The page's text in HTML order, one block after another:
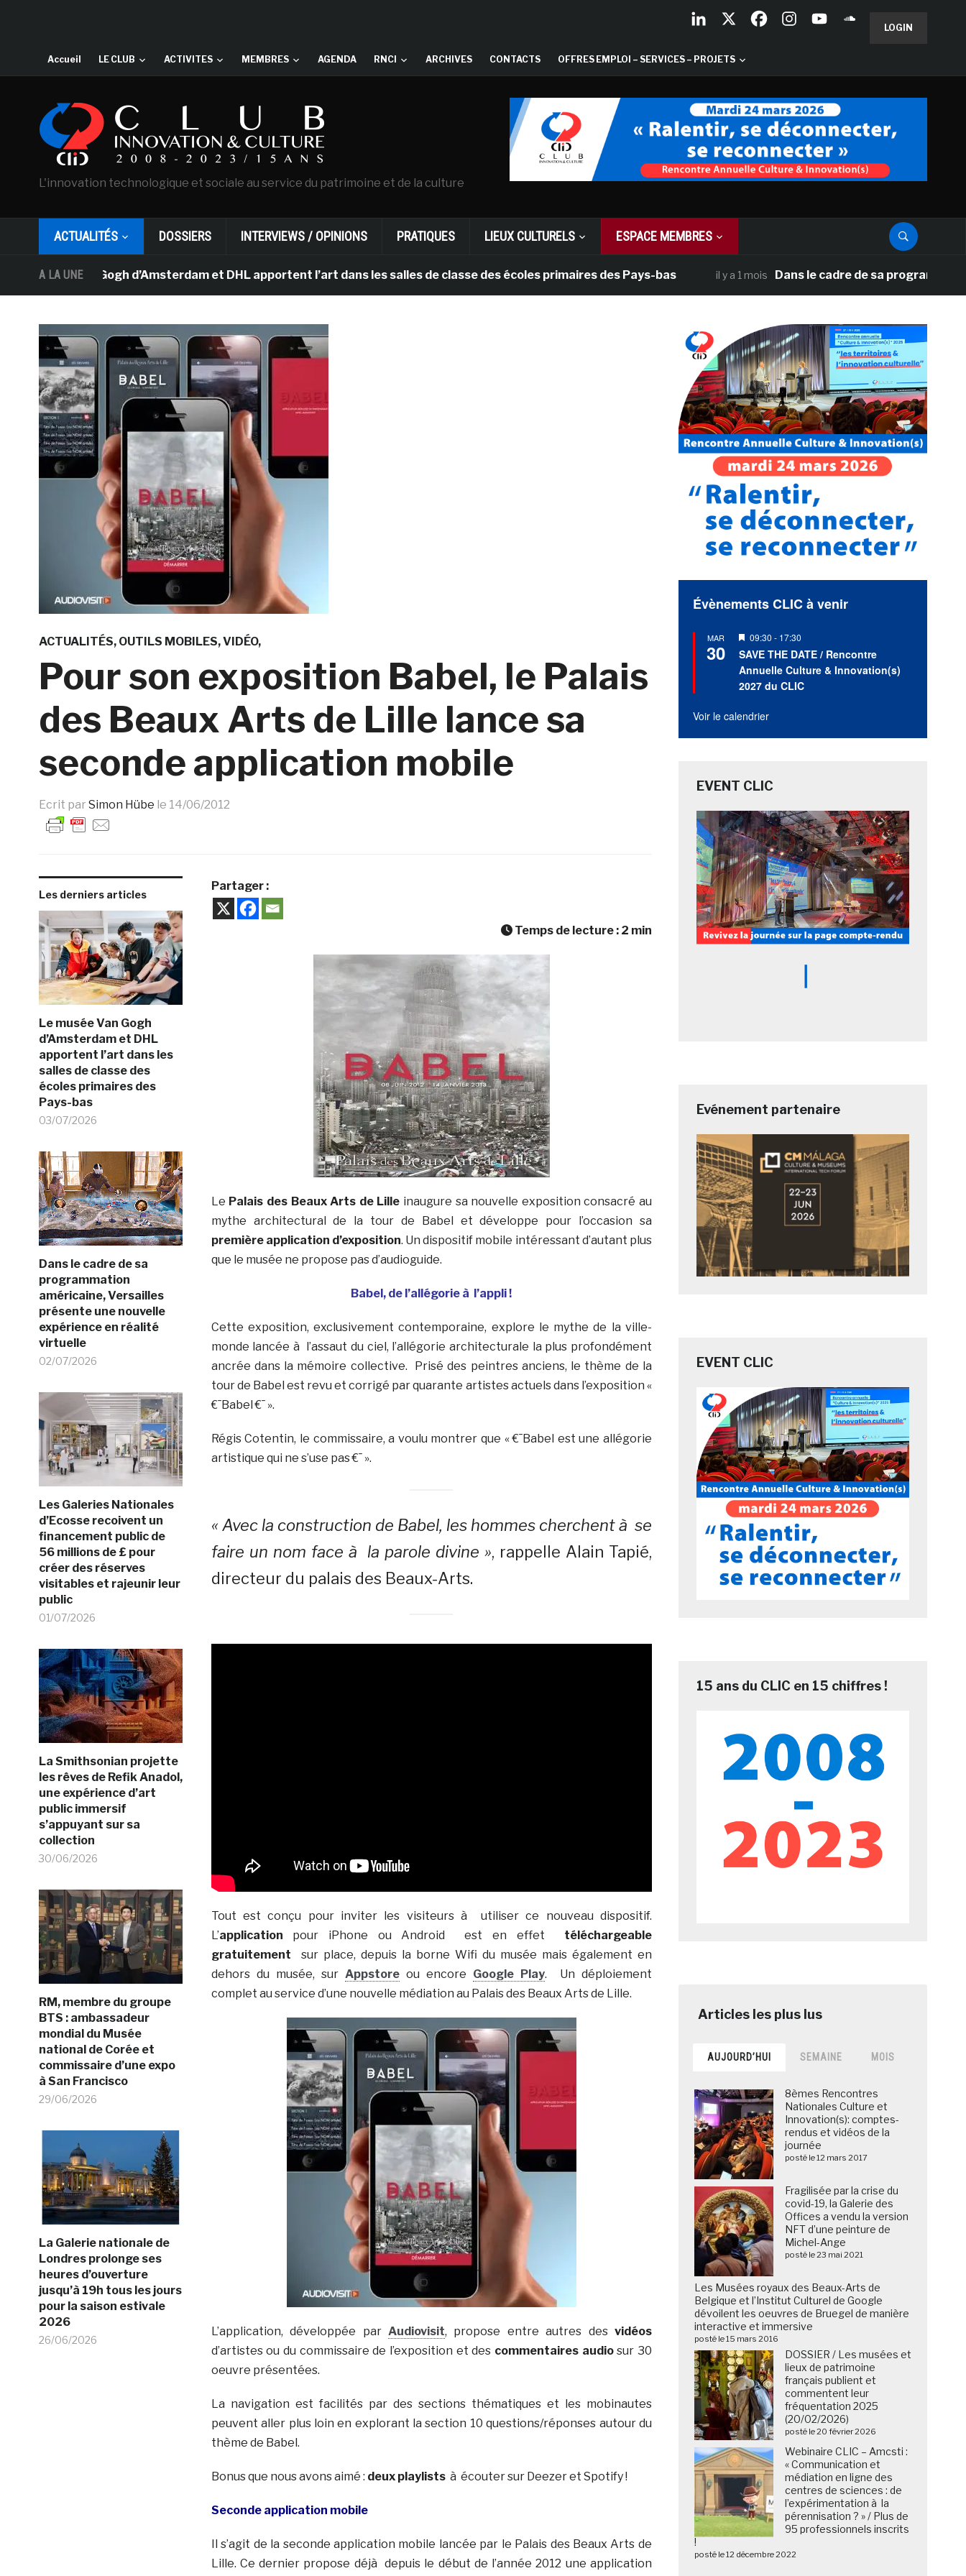
LOGIN
Accueil LE CLUB ACTIVITES MEMBRES AGENDA RNCI ARCHIVES CONTACTS OFFRES EMPLOI – SERVICES – PROJETS
L'innovation technologique et sociale au service du patrimoine et de la culture
ACTUALITÉS DOSSIERS INTERVIEWS / OPINIONS PRATIQUES LIEUX CULTURELS ESPACE MEMBRES
A LA UNE
Van Gogh d’Amsterdam et DHL apportent l’art dans les salles de classe des écoles primaires des Pays-bas il y a 1 mois Dans le cadre de sa programmation
ACTUALITÉS OUTILS MOBILES VIDÉO
Pour son exposition Babel, le Palais
des Beaux Arts de Lille lance sa
seconde application mobile
Ecrit par Simon Hübe le 14/06/2012
Les derniers articles
Le musée Van Gogh
d’Amsterdam et DHL
apportent l’art dans les
salles de classe des
écoles primaires des
Pays-bas
03/07/2026
Dans le cadre de sa
programmation
américaine, Versailles
présente une nouvelle
expérience en réalité
virtuelle
02/07/2026
Les Galeries Nationales
d’Ecosse recoivent un
financement public de
56 millions de £ pour
créer des réserves
visitables et rajeunir leur
public
01/07/2026
La Smithsonian projette
les rêves de Refik Anadol,
une expérience d’art
public immersif
s’appuyant sur sa
collection
30/06/2026
RM, membre du groupe
BTS : ambassadeur
mondial du Musée
national de Corée et
commissaire d’une expo
à San Francisco
29/06/2026
La Galerie nationale de
Londres prolonge ses
heures d’ouverture
jusqu’à 19h tous les jours
pour la saison estivale
2026
26/06/2026
Partager :
Temps de lecture : 2 min
Le Palais des Beaux Arts de Lille inaugure sa nouvelle exposition consacré au
mythe architectural de la tour de Babel et développe pour l’occasion sa
première application d’exposition. Un dispositif mobile intéressant d’autant plus
que le musée ne propose pas d’audioguide.
Babel, de l’allégorie à l’appli !
Cette exposition, exclusivement contemporaine, explore le mythe de la ville-
monde lancée à l’assaut du ciel, l’allégorie architecturale la plus profondément
ancrée dans la mémoire collective. Prisé des peintres anciens, le thème de la
tour de Babel est revu et corrigé par quarante artistes actuels dans l’exposition «
€¯Babel €¯ ».
Régis Cotentin, le commissaire, a voulu montrer que « €¯Babel est une allégorie
artistique qui ne s’use pas €¯ ».
« Avec la construction de Babel, les hommes cherchent à se
faire un nom face à la parole divine », rappelle Alain Tapié,
directeur du palais des Beaux-Arts.
Tout est conçu pour inviter les visiteurs à utiliser ce nouveau dispositif.
L’application pour iPhone ou Android est en effet téléchargeable
gratuitement sur place, depuis la borne Wifi du musée mais également en
dehors du musée, sur Appstoreou encore Google Play. Un déploiement
complet au service d’une nouvelle médiation au Palais des Beaux Arts de Lille.
L’application, développée par Audiovisit, propose entre autres des vidéos
d’artistes ou du commissaire de l’exposition et des commentaires audiosur 30
oeuvre présentées.
La navigation est facilités par des sections thématiques et les mobinautes
peuvent aller plus loin en explorant la section 10 questions/réponses autour du
thème de Babel.
Bonus que nous avons aimé : deux playlistsà écouter sur Deezer et Spotify !
Seconde application mobile
Il s’agit de la seconde application mobile lancée par le Palais des Beaux Arts de
Lille. Ce dernier propose déjà depuis le début de l’année 2012 une application
Évènements CLIC à venir
MAR
30
Mis
en
avant
09:30 - 17:30
SAVE THE DATE / Rencontre
Annuelle Culture & Innovation(s)
2027 du CLIC
Voir le calendrier
EVENT CLIC
Evénement partenaire
EVENT CLIC
15 ans du CLIC en 15 chiffres !
AUJOURD’HUI SEMAINE MOIS
8èmes Rencontres
Nationales Culture et
Innovation(s): comptes-
rendus et vidéos de la
journée
posté le 12 mars 2017
Fragilisée par la crise du
covid-19, la Galerie des
Offices a vendu la version
NFT d’une peinture de
Michel-Ange
posté le 23 mai 2021
Les Musées royaux des Beaux-Arts de
Belgique et l’Institut Culturel de Google
dévoilent les oeuvres de Bruegel de manière
interactive et immersive
posté le 15 mars 2016
DOSSIER / Les musées et
lieux de patrimoine
français publient et
commentent leur
fréquentation 2025
(20/02/2026)
posté le 20 février 2026
Webinaire CLIC – Amcsti :
« Communication et
médiation en ligne des
centres de sciences : de
l’expérimentation à la
pérennisation ? » / Plus de
95 professionnels inscrits
!
posté le 12 décembre 2022